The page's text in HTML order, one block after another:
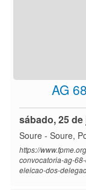
AG
sábado, 25
Soure - Soure,
https://
convocatoria-ag-
eleicao-dos-